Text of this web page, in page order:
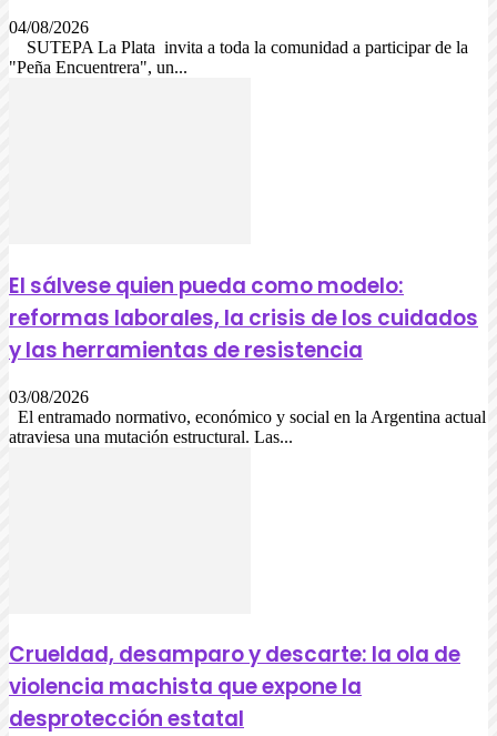
04/08/2026
SUTEPA La Plata invita a toda la comunidad a participar de la
"Peña Encuentrera", un...
El sálvese quien pueda como modelo:
reformas laborales, la crisis de los cuidados
y las herramientas de resistencia
03/08/2026
El entramado normativo, económico y social en la Argentina actual
atraviesa una mutación estructural. Las...
Crueldad, desamparo y descarte: la ola de
violencia machista que expone la
desprotección estatal